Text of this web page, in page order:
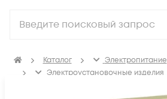
Каталог
Электропитание
Электроустановочные изделия